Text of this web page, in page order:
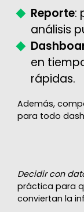
Reporte:
análisis
en
rápidas.
Además,
para todo
Decidir con
práctica para
conviertan la